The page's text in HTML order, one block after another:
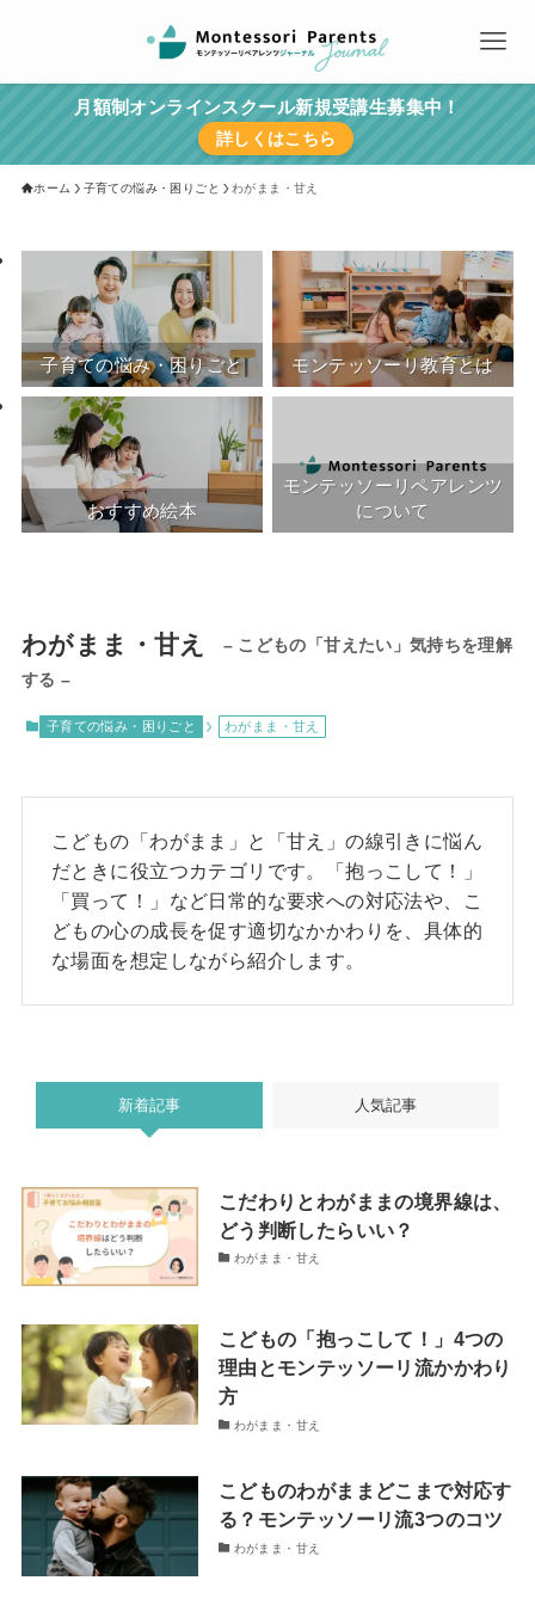
月額制オンラインスクール新規受講生募集中！
詳しくはこちら
ホーム 子育ての悩み・困りごと わがまま・甘え
子育ての悩み・困りごと モンテッソーリ教育とは
おすすめ絵本
モンテッソーリペアレンツ
について
わがまま・甘え
– こどもの「甘えたい」気持ちを理解
する –
子育ての悩み・困りごと わがまま・甘え
こどもの「わがまま」と「甘え」の線引きに悩ん
だときに役立つカテゴリです。「抱っこして！」
「買って！」など日常的な要求への対応法や、こ
どもの心の成長を促す適切なかかわりを、具体的
な場面を想定しながら紹介します。
新着記事 人気記事
こだわりとわがままの境界線は、
どう判断したらいい？
わがまま・甘え
こどもの「抱っこして！」4つの
理由とモンテッソーリ流かかわり
方
わがまま・甘え
こどものわがままどこまで対応す
る？モンテッソーリ流3つのコツ
わがまま・甘え